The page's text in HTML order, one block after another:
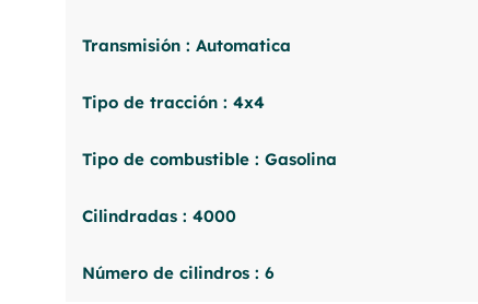
Transmisión : Automatica
Tipo de tracción : 4x4
Tipo de combustible : Gasolina
Cilindradas : 4000
Número de cilindros : 6